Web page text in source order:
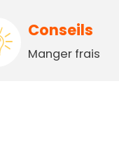
Conseils
Manger frais